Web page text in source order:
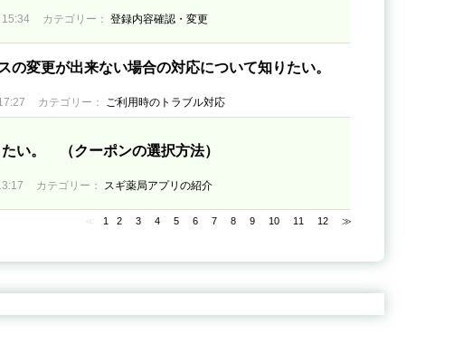
カテゴリー： 登録内容確認・変更
変更が出来ない場合の対応について知りたい。
カテゴリー： ご利用時のトラブル対応
い。 （クーポンの選択方法）
カテゴリー： スギ薬局アプリの紹介
1 2 3 4 5 6 7 8 9 10 11 12 ≫